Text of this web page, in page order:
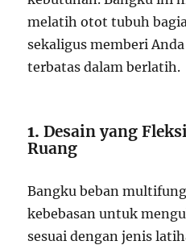
melatih otot tubuh
sekaligus memberi
terbatas dalam berlatih.
1.Desain yang
Ruang
Bangku beban
kebebasan untuk
sesuai dengan jenis